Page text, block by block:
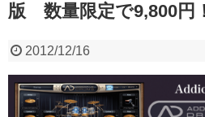
版 数量限定で9,800円！
2012/12/16